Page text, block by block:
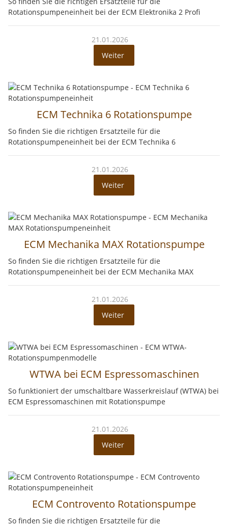
Rotationspumpeneinheit bei der ECM Elektronika 2 Profi
21.01.2026
Weiter
ECM Technika 6 Rotationspumpe
So finden Sie die richtigen Ersatzteile für die
Rotationspumpeneinheit bei der ECM Technika 6
21.01.2026
Weiter
ECM Mechanika MAX Rotationspumpe
So finden Sie die richtigen Ersatzteile für die
Rotationspumpeneinheit bei der ECM Mechanika MAX
21.01.2026
Weiter
WTWA bei ECM Espressomaschinen
So funktioniert der umschaltbare Wasserkreislauf (WTWA) bei
ECM Espressomaschinen mit Rotationspumpe
21.01.2026
Weiter
ECM Controvento Rotationspumpe
So finden Sie die richtigen Ersatzteile für die